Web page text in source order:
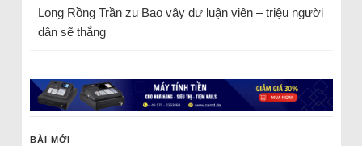
Long Rồng Trầnzu Bao vây dư luận viên – triệu người
dân sẽ thắng
BÀI MỚI